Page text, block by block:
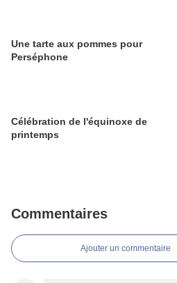
Une tarte aux pommes pour
Perséphone
Célébration de l'équinoxe de
printemps
Commentaires
Ajouter un commentaire